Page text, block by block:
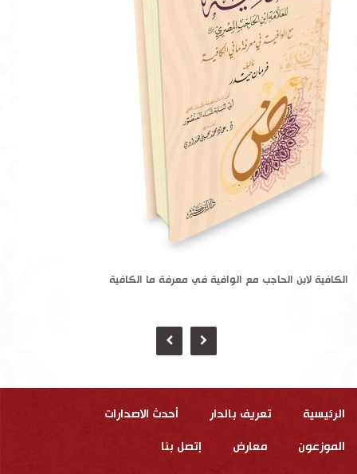
الكافية لابن الحاجب مع الوافية في معرفة ما الكافية
الرئيسية تعريف بالدار أحدث الاصدارات
الموزعون معارض إتصل بنا